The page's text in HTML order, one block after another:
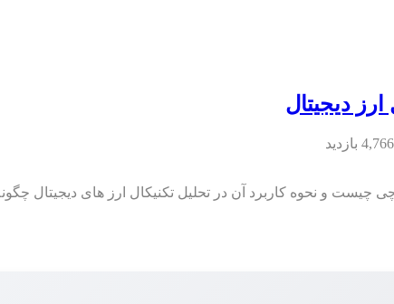
دیجیتال
چیست و نحوه کاربرد آن در تحلیل تکنیکال ارز های